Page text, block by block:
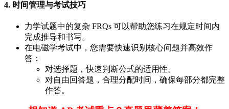
4. 时间管理与考试技巧
力学试题中的复杂 FRQs 可以帮助您练习在规定时间内
完成推导和书写。
在电磁学考试中，您需要快速识别核心问题并高效作
答：
对选择题，快速判断公式的适用性。
对自由回答题，合理分配时间，确保每部分都完整
作答。